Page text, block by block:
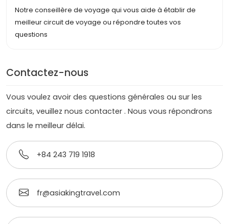
Notre conseillère de voyage qui vous aide à établir de
meilleur circuit de voyage ou répondre toutes vos
questions
Contactez-nous
Vous voulez avoir des questions générales ou sur les
circuits, veuillez nous contacter . Nous vous répondrons
dans le meilleur délai.
+84 243 719 1918
fr@asiakingtravel.com